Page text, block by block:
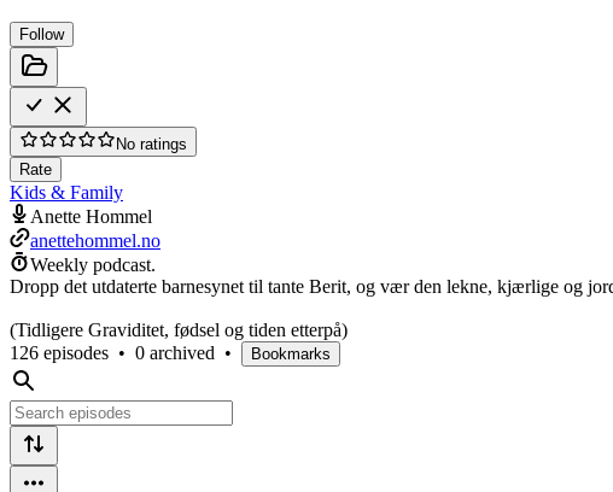
Follow
No ratings
Rate
Kids & Family
Anette Hommel
anettehommel.no
Weekly podcast.
Dropp det utdaterte barnesynet til tante Berit, og vær den lekne, kjærlige og
(Tidligere Graviditet, fødsel og tiden etterpå)
126 episodes • 0 archived • Bookmarks